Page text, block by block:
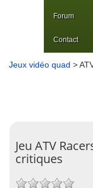
Forum
Contact
Jeux vidéo quad >
Jeu ATV
critiques